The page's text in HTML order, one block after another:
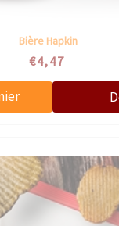
Bière Hapkin
€4,47